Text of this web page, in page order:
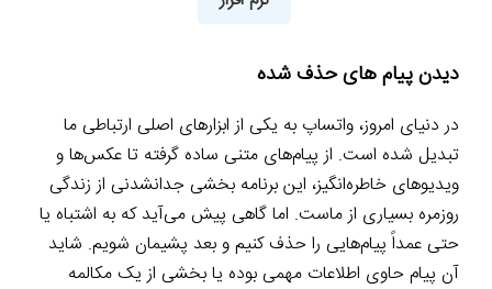
دیدن پیام های حذف شده
در دنیای امروز، واتساپ به یکی از ابزارهای اصلی ارتباطی ما
تبدیل شده است. از پیام‌های متنی ساده گرفته تا عکس‌ها و
ویدیوهای خاطره‌انگیز، این برنامه بخشی جدانشدنی از زندگی
روزمره بسیاری از ماست. اما گاهی پیش می‌آید که به اشتباه یا
حتی عمداً پیام‌هایی را حذف کنیم و بعد پشیمان شویم. شاید
آن پیام حاوی اطلاعات مهمی بوده یا بخشی از یک مکالمه